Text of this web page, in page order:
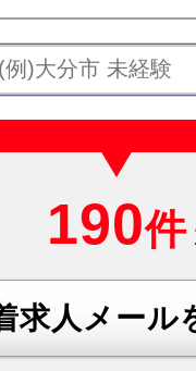
190件
求人メール